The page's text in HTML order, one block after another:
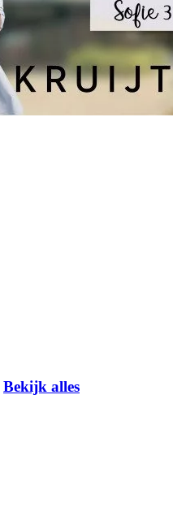
Bekijk alles